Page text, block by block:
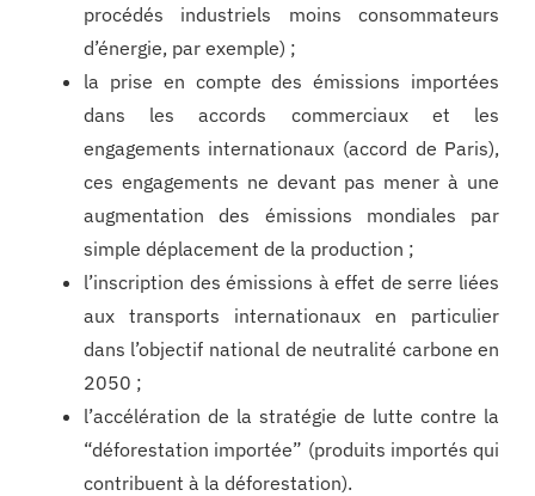
procédés industriels moins consommateurs
d’énergie, par exemple) ;
la prise en compte des émissions importées
dans les accords commerciaux et les
engagements internationaux (accord de Paris),
ces engagements ne devant pas mener à une
augmentation des émissions mondiales par
simple déplacement de la production ;
l’inscription des émissions à effet de serre liées
aux transports internationaux en particulier
dans l’objectif national de neutralité carbone en
2050 ;
l’accélération de la stratégie de lutte contre la
“déforestation importée” (produits importés qui
contribuent à la déforestation).